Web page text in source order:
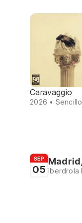
Caravaggio
2026 •
SEP
05 Iberdrola